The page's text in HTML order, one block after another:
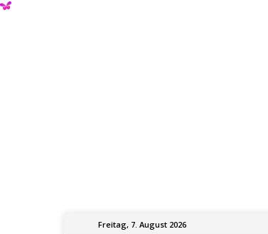
Freitag, 7. August 2026